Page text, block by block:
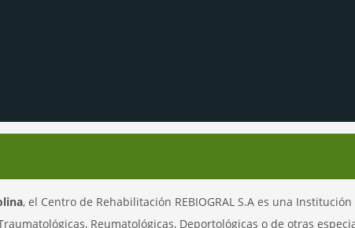
, el Centro de Rehabilitación REBIOGRAL S.A es una
Reumatológicas, Deportológicas o de otras